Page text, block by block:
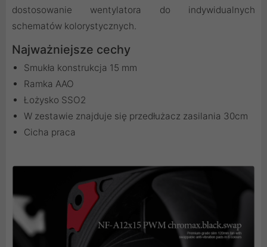
dostosowanie wentylatora do indywidualnych
schematów kolorystycznych.
Najważniejsze cechy
Smukła konstrukcja 15 mm
Ramka AAO
Łożysko SSO2
W zestawie znajduje się przedłużacz zasilania 30cm
Cicha praca